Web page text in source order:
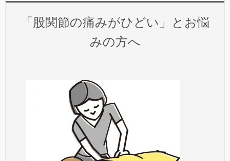
「股関節の痛みがひどい」とお悩
みの方へ